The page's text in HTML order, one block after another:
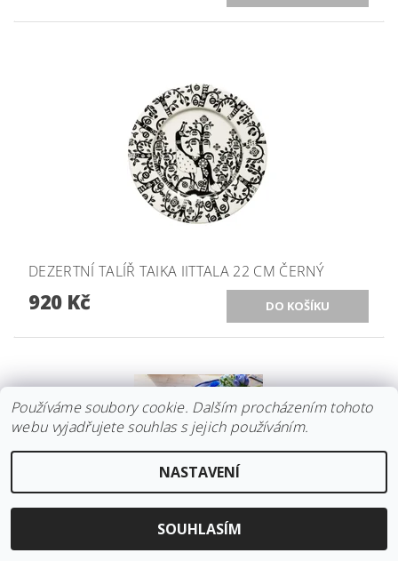
DEZERTNÍ TALÍŘ TAIKA IITTALA 22 CM ČERNÝ
920 Kč
Používáme soubory cookie. Dalším procházením tohoto
webu vyjadřujete souhlas s jejich používáním.
NASTAVENÍ
SOUHLASÍM